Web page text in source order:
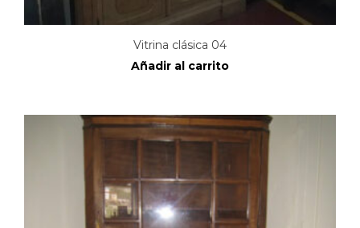
Vitrina clásica 04
Añadir al carrito